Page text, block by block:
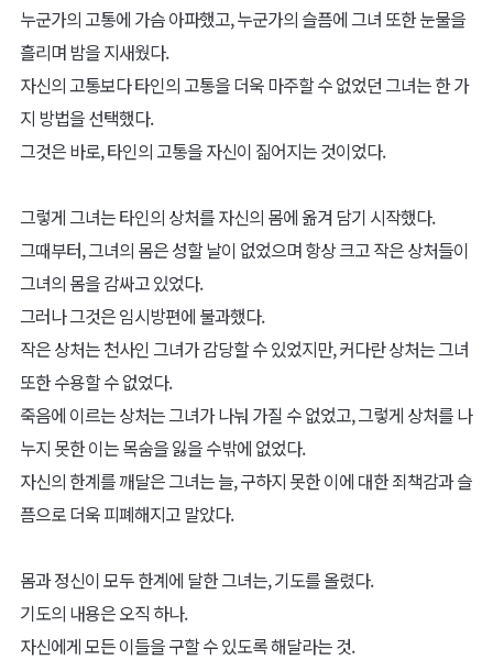
누군가의 고통에 가슴 아파했고, 누군가의 슬픔에 그녀 또한 눈물을
흘리며 밤을 지새웠다.
자신의 고통보다 타인의 고통을 더욱 마주할 수 없었던 그녀는 한 가
지 방법을 선택했다.
그것은 바로, 타인의 고통을 자신이 짊어지는 것이었다.
그렇게 그녀는 타인의 상처를 자신의 몸에 옮겨 담기 시작했다.
그때부터, 그녀의 몸은 성할 날이 없었으며 항상 크고 작은 상처들이
그녀의 몸을 감싸고 있었다.
그러나 그것은 임시방편에 불과했다.
작은 상처는 천사인 그녀가 감당할 수 있었지만, 커다란 상처는 그녀
또한 수용할 수 없었다.
죽음에 이르는 상처는 그녀가 나눠 가질 수 없었고, 그렇게 상처를 나
누지 못한 이는 목숨을 잃을 수밖에 없었다.
자신의 한계를 깨달은 그녀는 늘, 구하지 못한 이에 대한 죄책감과 슬
픔으로 더욱 피폐해지고 말았다.
몸과 정신이 모두 한계에 달한 그녀는, 기도를 올렸다.
기도의 내용은 오직 하나.
자신에게 모든 이들을 구할 수 있도록 해달라는 것.